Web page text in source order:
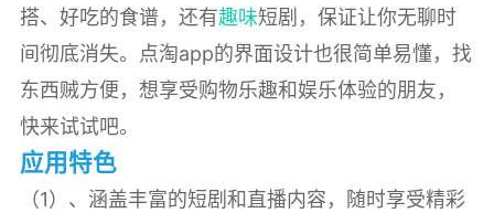
搭、好吃的食谱，还有趣味短剧，保证让你无聊时
间彻底消失。点淘app的界面设计也很简单易懂，找
东西贼方便，想享受购物乐趣和娱乐体验的朋友，
快来试试吧。
应用特色
（1）、涵盖丰富的短剧和直播内容，随时享受精彩